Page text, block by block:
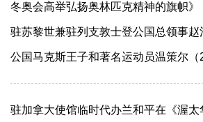
冬奥会高举弘扬奥林匹克精神的旗帜》
驻苏黎世兼驻列支敦士登公国总领事
公国马克斯王子和著名运动员温策尔（
驻加拿大使馆临时代办兰和平在《渥